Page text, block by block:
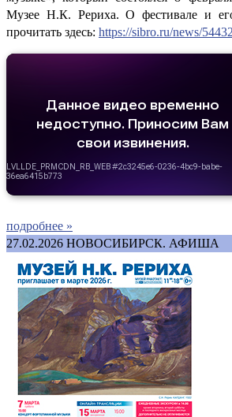
Музее Н.К. Рериха. О фестивале и
прочитать здесь: https://sibro.ru/news/54432
подробнее »
27.02.2026 НОВОСИБИРСК. АФИША